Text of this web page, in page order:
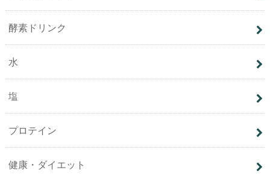
酵素ドリンク
水
塩
プロテイン
健康・ダイエット